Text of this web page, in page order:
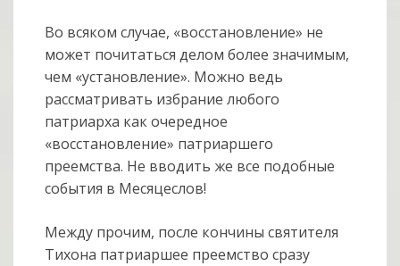
Во всяком случае, «восстановление» не
может почитаться делом более значимым,
чем «установление». Можно ведь
рассматривать избрание любого
патриарха как очередное
«восстановление» патриаршего
преемства. Не вводить же все подобные
события в Месяцеслов!
Между прочим, после кончины святителя
Тихона патриаршее преемство сразу